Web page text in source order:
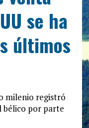
se ha
últimos
milenio registró
bélico por parte